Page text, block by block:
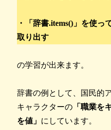
・「辞書.items()」を使
取り出す
の学習が出来ます。
辞書の例として、国民的
キャラクターの 「職業を
を値」 にしています。